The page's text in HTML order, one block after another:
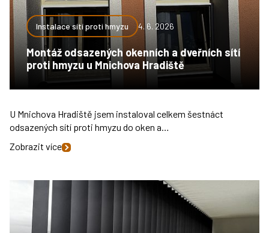
Instalace sítí proti hmyzu 4. 6. 2026
Montáž odsazených okenních a dveřních sítí
proti hmyzu u Mnichova Hradiště
U Mnichova Hradiště jsem instaloval celkem šestnáct
odsazených sítí proti hmyzu do oken a…
Zobrazit více